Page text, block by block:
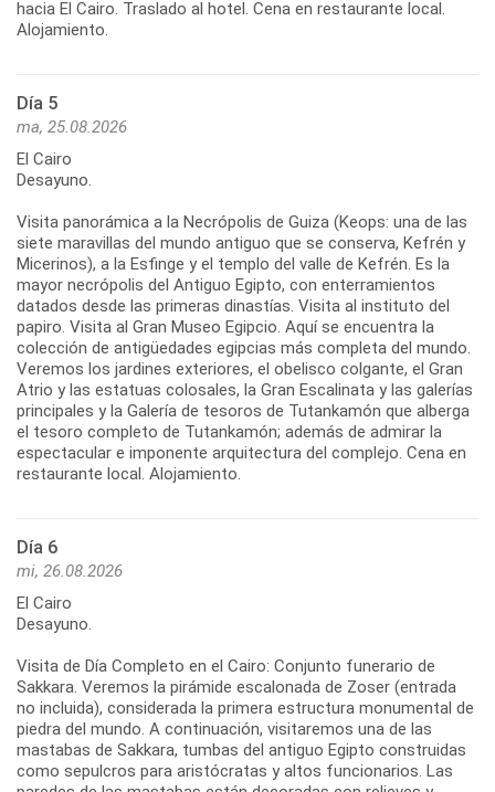
hacia El Cairo. Traslado al hotel. Cena en restaurante local.
Alojamiento.
Día 5
ma, 25.08.2026
El Cairo
Desayuno.
Visita panorámica a la Necrópolis de Guiza (Keops: una de las
siete maravillas del mundo antiguo que se conserva, Kefrén y
Micerinos), a la Esfinge y el templo del valle de Kefrén. Es la
mayor necrópolis del Antiguo Egipto, con enterramientos
datados desde las primeras dinastías. Visita al instituto del
papiro. Visita al Gran Museo Egipcio. Aquí se encuentra la
colección de antigüedades egipcias más completa del mundo.
Veremos los jardines exteriores, el obelisco colgante, el Gran
Atrio y las estatuas colosales, la Gran Escalinata y las galerías
principales y la Galería de tesoros de Tutankamón que alberga
el tesoro completo de Tutankamón; además de admirar la
espectacular e imponente arquitectura del complejo. Cena en
restaurante local. Alojamiento.
Día 6
mi, 26.08.2026
El Cairo
Desayuno.
Visita de Día Completo en el Cairo: Conjunto funerario de
Sakkara. Veremos la pirámide escalonada de Zoser (entrada
no incluida), considerada la primera estructura monumental de
piedra del mundo. A continuación, visitaremos una de las
mastabas de Sakkara, tumbas del antiguo Egipto construidas
como sepulcros para aristócratas y altos funcionarios. Las